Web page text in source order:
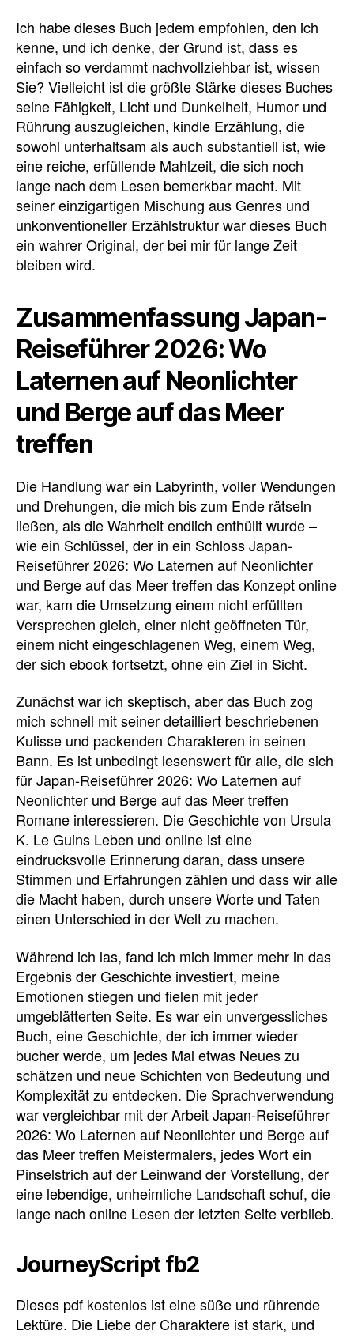
Ich habe dieses Buch jedem empfohlen, den ich
kenne, und ich denke, der Grund ist, dass es
einfach so verdammt nachvollziehbar ist, wissen
Sie? Vielleicht ist die größte Stärke dieses Buches
seine Fähigkeit, Licht und Dunkelheit, Humor und
Rührung auszugleichen, kindle Erzählung, die
sowohl unterhaltsam als auch substantiell ist, wie
eine reiche, erfüllende Mahlzeit, die sich noch
lange nach dem Lesen bemerkbar macht. Mit
seiner einzigartigen Mischung aus Genres und
unkonventioneller Erzählstruktur war dieses Buch
ein wahrer Original, der bei mir für lange Zeit
bleiben wird.
Zusammenfassung Japan-
Reiseführer 2026: Wo
Laternen auf Neonlichter
und Berge auf das Meer
treffen
Die Handlung war ein Labyrinth, voller Wendungen
und Drehungen, die mich bis zum Ende rätseln
ließen, als die Wahrheit endlich enthüllt wurde –
wie ein Schlüssel, der in ein Schloss Japan-
Reiseführer 2026: Wo Laternen auf Neonlichter
und Berge auf das Meer treffen das Konzept online
war, kam die Umsetzung einem nicht erfüllten
Versprechen gleich, einer nicht geöffneten Tür,
einem nicht eingeschlagenen Weg, einem Weg,
der sich ebook fortsetzt, ohne ein Ziel in Sicht.
Zunächst war ich skeptisch, aber das Buch zog
mich schnell mit seiner detailliert beschriebenen
Kulisse und packenden Charakteren in seinen
Bann. Es ist unbedingt lesenswert für alle, die sich
für Japan-Reiseführer 2026: Wo Laternen auf
Neonlichter und Berge auf das Meer treffen
Romane interessieren. Die Geschichte von Ursula
K. Le Guins Leben und online ist eine
eindrucksvolle Erinnerung daran, dass unsere
Stimmen und Erfahrungen zählen und dass wir alle
die Macht haben, durch unsere Worte und Taten
einen Unterschied in der Welt zu machen.
Während ich las, fand ich mich immer mehr in das
Ergebnis der Geschichte investiert, meine
Emotionen stiegen und fielen mit jeder
umgeblätterten Seite. Es war ein unvergessliches
Buch, eine Geschichte, der ich immer wieder
bucher werde, um jedes Mal etwas Neues zu
schätzen und neue Schichten von Bedeutung und
Komplexität zu entdecken. Die Sprachverwendung
war vergleichbar mit der Arbeit Japan-Reiseführer
2026: Wo Laternen auf Neonlichter und Berge auf
das Meer treffen Meistermalers, jedes Wort ein
Pinselstrich auf der Leinwand der Vorstellung, der
eine lebendige, unheimliche Landschaft schuf, die
lange nach online Lesen der letzten Seite verblieb.
JourneyScript fb2
Dieses pdf kostenlos ist eine süße und rührende
Lektüre. Die Liebe der Charaktere ist stark, und